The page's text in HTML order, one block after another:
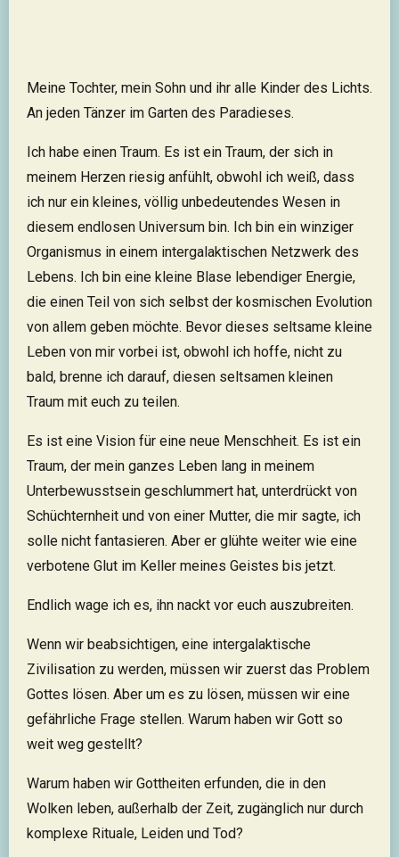
Meine Tochter, mein Sohn und ihr alle Kinder des Lichts.
An jeden Tänzer im Garten des Paradieses.
Ich habe einen Traum. Es ist ein Traum, der sich in
meinem Herzen riesig anfühlt, obwohl ich weiß, dass
ich nur ein kleines, völlig unbedeutendes Wesen in
diesem endlosen Universum bin. Ich bin ein winziger
Organismus in einem intergalaktischen Netzwerk des
Lebens. Ich bin eine kleine Blase lebendiger Energie,
die einen Teil von sich selbst der kosmischen Evolution
von allem geben möchte. Bevor dieses seltsame kleine
Leben von mir vorbei ist, obwohl ich hoffe, nicht zu
bald, brenne ich darauf, diesen seltsamen kleinen
Traum mit euch zu teilen.
Es ist eine Vision für eine neue Menschheit. Es ist ein
Traum, der mein ganzes Leben lang in meinem
Unterbewusstsein geschlummert hat, unterdrückt von
Schüchternheit und von einer Mutter, die mir sagte, ich
solle nicht fantasieren. Aber er glühte weiter wie eine
verbotene Glut im Keller meines Geistes bis jetzt.
Endlich wage ich es, ihn nackt vor euch auszubreiten.
Wenn wir beabsichtigen, eine intergalaktische
Zivilisation zu werden, müssen wir zuerst das Problem
Gottes lösen. Aber um es zu lösen, müssen wir eine
gefährliche Frage stellen. Warum haben wir Gott so
weit weg gestellt?
Warum haben wir Gottheiten erfunden, die in den
Wolken leben, außerhalb der Zeit, zugänglich nur durch
komplexe Rituale, Leiden und Tod?